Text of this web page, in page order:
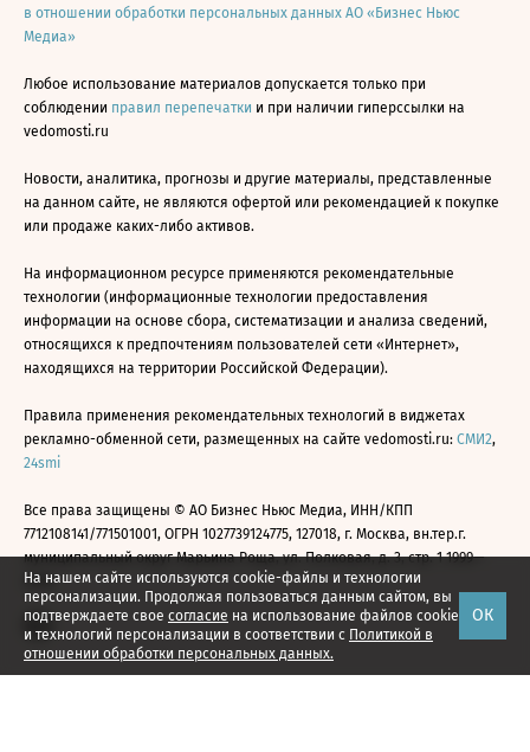
На нашем сайте используются cookie-файлы и технологии
персонализации. Продолжая пользоваться данным сайтом, вы
подтверждаете свое согласие на использование файлов cookie
и технологий персонализации в соответствии с Политикой в
отношении обработки персональных данных.
ОК
в отношении обработки персональных данных АО «Бизнес Ньюс
Медиа»
Любое использование материалов допускается только при
соблюдении правил перепечатки и при наличии гиперссылки на
vedomosti.ru
Новости, аналитика, прогнозы и другие материалы, представленные
на данном сайте, не являются офертой или рекомендацией к покупке
или продаже каких-либо активов.
На информационном ресурсе применяются рекомендательные
технологии (информационные технологии предоставления
информации на основе сбора, систематизации и анализа сведений,
относящихся к предпочтениям пользователей сети «Интернет»,
находящихся на территории Российской Федерации).
Правила применения рекомендательных технологий в виджетах
рекламно-обменной сети, размещенных на сайте vedomosti.ru: СМИ2,
24smi
Все права защищены © АО Бизнес Ньюс Медиа, ИНН/КПП
7712108141/771501001, ОГРН 1027739124775, 127018, г. Москва, вн.тер.г.
муниципальный округ Марьина Роща, ул. Полковая, д. 3, стр. 1 1999—
2026